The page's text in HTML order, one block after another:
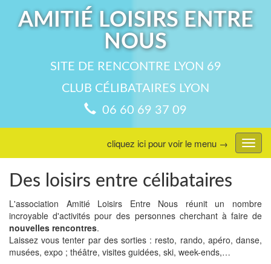
AMITIÉ LOISIRS ENTRE
NOUS
SITE DE RENCONTRE LYON 69
CLUB CÉLIBATAIRES LYON
06 60 69 37 09
menu
cliquez ici pour voir le menu →
Des loisirs entre célibataires
L'association Amitié Loisirs Entre Nous réunit un nombre
incroyable d'activités pour des personnes cherchant à faire de
nouvelles rencontres.
Laissez vous tenter par des sorties : resto, rando, apéro, danse,
musées, expo ; théâtre, visites guidées, ski, week-ends,…